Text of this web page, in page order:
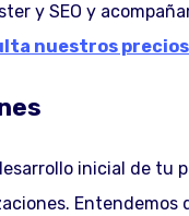
y SEO y
nuestros
inicial de tu
Entendemos